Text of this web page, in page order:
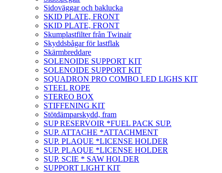
Sidoväggar och baklucka
SKID PLATE, FRONT
SKID PLATE, FRONT
Skumplastfilter från Twinair
Skyddsbågar för lastflak
Skärmbreddare
SOLENOIDE SUPPORT KIT
SOLENOIDE SUPPORT KIT
SQUADRON PRO COMBO LED LIGHS KIT
STEEL ROPE
STEREO BOX
STIFFENING KIT
Stötdämparskydd, fram
SUP RESERVOIR *FUEL PACK SUP.
SUP. ATTACHE *ATTACHMENT
SUP. PLAQUE *LICENSE HOLDER
SUP. PLAQUE *LICENSE HOLDER
SUP. SCIE * SAW HOLDER
SUPPORT LIGHT KIT